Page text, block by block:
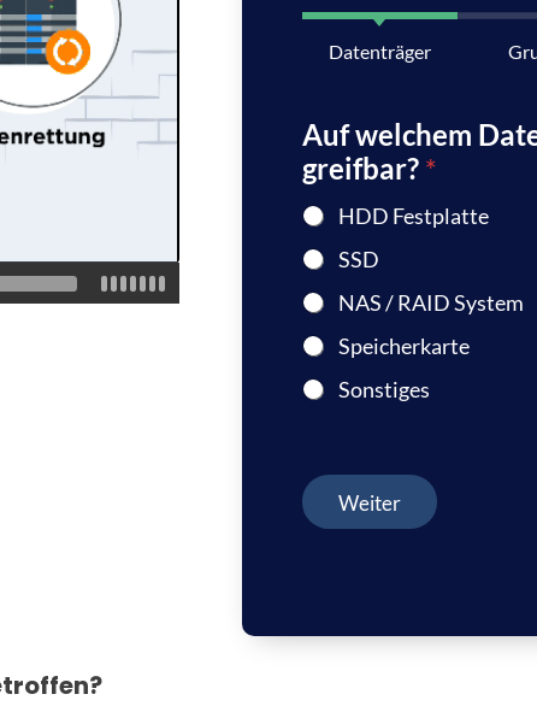
Datenträger
Auf welchem
greifbar? *
HDD Festplatte
SSD
NAS / RAID System
Speicherkarte
Sonstiges
Weiter